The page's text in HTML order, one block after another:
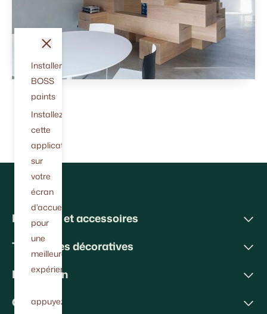
Peintures et accessoires
Techniques décoratives
Inspiration
Conseils
Installer
BOSS
paints
Installez
cette
application
sur
votre
écran
d'accueil
pour
une
meilleure
expérience.
appuyez
fermer